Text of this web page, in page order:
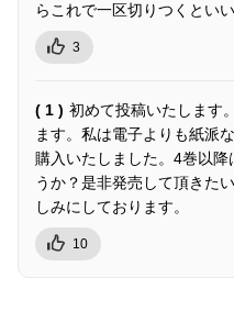
らこれで一区切りつくとい
3
( 1 ) 初めて投稿いたします
ます。私は電子よりも紙派
購入いたしました。4巻以
うか？是非発売して頂きた
しみにしております。
10